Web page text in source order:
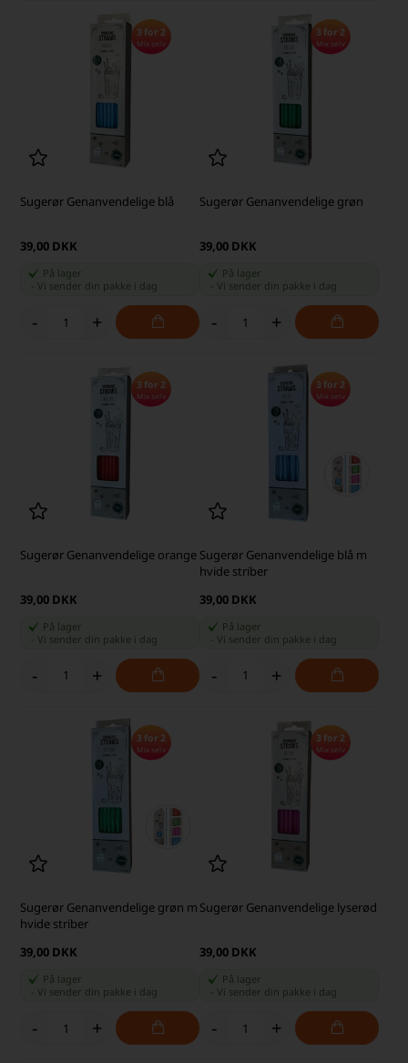
3 for 2
Mix selv
Sugerør Genanvendelige blå
39,00 DKK
På lager
-Vi sender din pakke i dag
- +
3 for 2
Mix selv
Sugerør Genanvendelige grøn
39,00 DKK
På lager
Vi sender din pakke i dag
- +
3 for 2
Mix selv
Sugerør Genanvendelige orange
39,00 DKK
På lager
-Vi sender din pakke i dag
- +
3 for 2
Mix selv
Sugerør Genanvendelige blå m
hvide striber
39,00 DKK
På lager
Vi sender din pakke i dag
- +
3 for 2
Mix selv
Sugerør Genanvendelige grøn m
hvide striber
39,00 DKK
På lager
-Vi sender din pakke i dag
- +
3 for 2
Mix selv
Sugerør Genanvendelige lyserød
39,00 DKK
På lager
Vi sender din pakke i dag
- +